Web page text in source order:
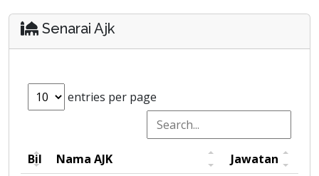
Senarai Ajk
entries per page
Bil Nama AJK
Jawatan